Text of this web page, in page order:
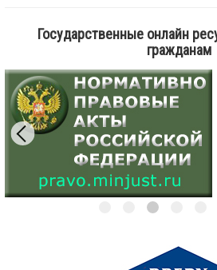
Государственные онлайн
гражданам